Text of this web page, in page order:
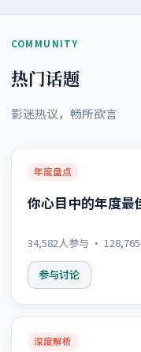
COMMUNITY
热门话题
影迷热议，畅所欲言
年度盘点
你心目中的年度最
34,582人参与 · 128,765
参与讨论
深度解析